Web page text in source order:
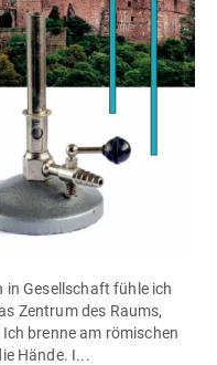
in Gesellschaft fühle ich
Zentrum des Raums,
brenne am römischen
Hände. I...